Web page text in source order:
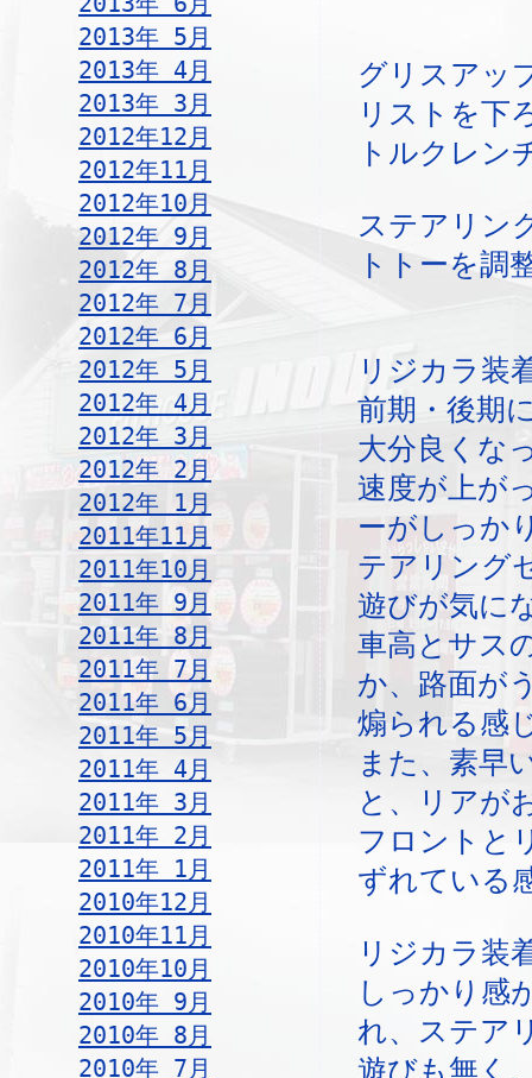
2013年 5月
2013年 4月
2013年 3月
2012年12月
2012年11月
2012年10月
2012年 9月
2012年 8月
2012年 7月
2012年 6月
2012年 5月
2012年 4月
2012年 3月
2012年 2月
2012年 1月
2011年11月
2011年10月
2011年 9月
2011年 8月
2011年 7月
2011年 6月
2011年 5月
2011年 4月
2011年 3月
2011年 2月
2011年 1月
2010年12月
2010年11月
2010年10月
2010年 9月
2010年 8月
2010年 7月
グリスアッ
リストを下
トルクレン
ステアリン
トトーを調
リジカラ装
前期・後期
大分良くな
速度が上が
ーがしっか
テアリング
遊びが気に
車高とサス
か、路面が
煽られる感
また、素早
と、リアが
フロントと
ずれている
リジカラ装
しっかり感
れ、ステア
遊びも無く